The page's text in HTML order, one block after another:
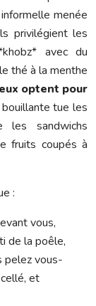
menée
privilégient les
avec du
thé à la menthe
optent pour
bouillante tue les
les sandwichs
fruits coupés à
:
vous,
de la poêle,
pelez vous-
et